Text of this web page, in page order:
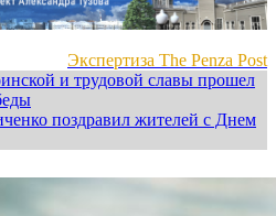
Экспертиза The Penza Post
и трудовой славы прошел
поздравил жителей с Днем